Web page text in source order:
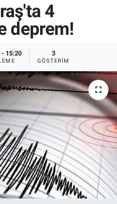
4
deprem!
- 15:20 3
GÖSTERIM
ve Fikstür